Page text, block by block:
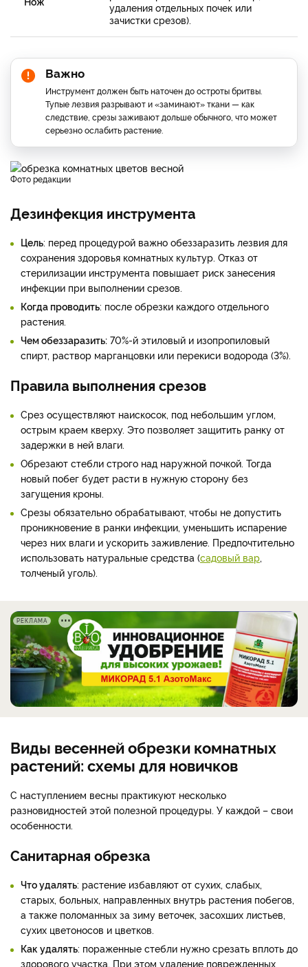
удаления отдельных почек или
зачистки срезов).
Важно
Инструмент должен быть наточен до остроты бритвы.
Тупые лезвия разрывают и «заминают» ткани — как
следствие, срезы заживают дольше обычного, что может
серьезно ослабить растение.
фото редакции
Дезинфекция инструмента
Цель: перед процедурой важно обеззаразить лезвия для
сохранения здоровья комнатных культур. Отказ от
стерилизации инструмента повышает риск занесения
инфекции при выполнении срезов.
Когда проводить: после обрезки каждого отдельного
растения.
Чем обеззаразить: 70%-й этиловый и изопропиловый
спирт, раствор марганцовки или перекиси водорода (3%).
Правила выполнения срезов
Срез осуществляют наискосок, под небольшим углом,
острым краем кверху. Это позволяет защитить ранку от
задержки в ней влаги.
Обрезают стебли строго над наружной почкой. Тогда
новый побег будет расти в нужную сторону без
загущения кроны.
Срезы обязательно обрабатывают, чтобы не допустить
проникновение в ранки инфекции, уменьшить испарение
через них влаги и ускорить заживление. Предпочтительно
использовать натуральные средства (садовый вар,
толченый уголь).
РЕКЛАМА
Виды весенней обрезки комнатных
растений: схемы для новичков
С наступлением весны практикуют несколько
разновидностей этой полезной процедуры. У каждой – свои
особенности.
Санитарная обрезка
Что удалять: растение избавляют от сухих, слабых,
старых, больных, направленных внутрь растения побегов,
а также поломанных за зиму веточек, засохших листьев,
сухих цветоносов и цветков.
Как удалять: пораженные стебли нужно срезать вплоть до
здорового участка. При этом удаление поврежденных